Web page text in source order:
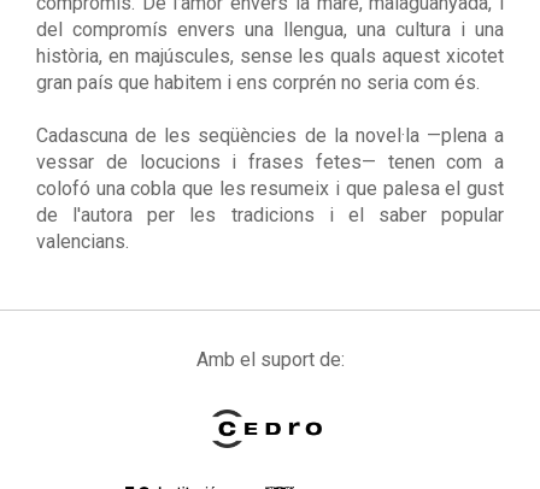
del compromís envers una llengua, una cultura i una
història, en majúscules, sense les quals aquest xicotet
gran país que habitem i ens corprén no seria com és.
Cadascuna de les seqüències de la novel·la —plena a
vessar de locucions i frases fetes— tenen com a
colofó una cobla que les resumeix i que palesa el gust
de l'autora per les tradicions i el saber popular
valencians.
Amb el suport de: